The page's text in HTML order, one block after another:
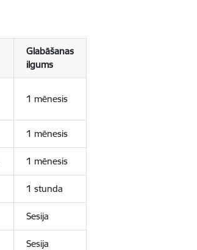
Glabāšanas
ilgums
1 mēnesis
1 mēnesis
1 mēnesis
1 stunda
Sesija
Sesija